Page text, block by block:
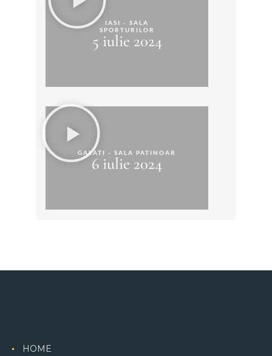
IASI - SALA
SPORTURILOR
5 iulie 2024
GALATI - SALA PATINOAR
6 iulie 2024
HOME